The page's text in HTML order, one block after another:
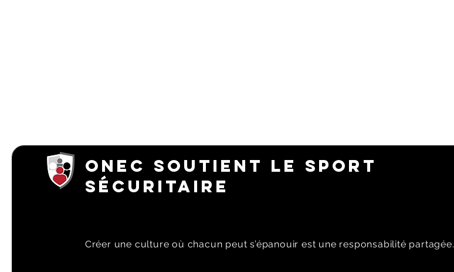
ONEC SOUTIENT LE SPORT
SÉCURITAIRE
Créer une culture où chacun peut s’épanouir est une responsabilité partagée.